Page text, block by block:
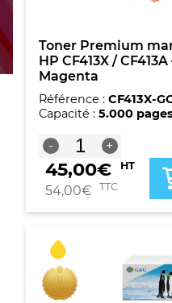
Toner Premium
HP CF413X /
Magenta
Référence : CF413X-
Capacité : 5.000
-
quantité
de
Toner
Premium
G&G
HP
CF413X
/
CF413A
+
45,00€ HT
54,00€ TTC